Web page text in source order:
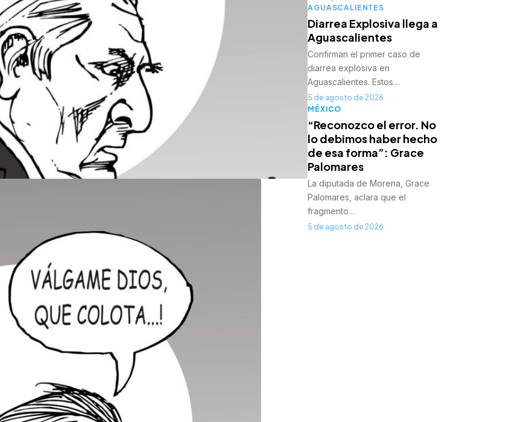
AGUASCALIENTES
Diarrea Explosiva llega a
Aguascalientes
Confirman el primer caso de
diarrea explosiva en
Aguascalientes. Estos…
5 de agosto de 2026
MÉXICO
“Reconozco el error. No
lo debimos haber hecho
de esa forma”: Grace
Palomares
La diputada de Morena, Grace
Palomares, aclara que el
fragmento…
5 de agosto de 2026